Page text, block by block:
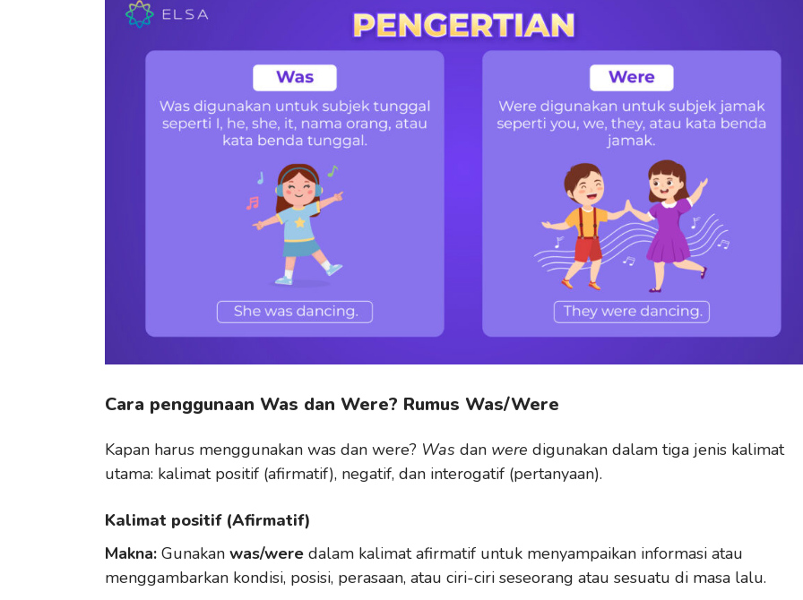
Cara penggunaan Was dan Were? Rumus Was/Were
Kapan harus menggunakan was dan were? Was dan were digunakan dalam tiga jenis kalimat
utama: kalimat positif (afirmatif), negatif, dan interogatif (pertanyaan).
Kalimat positif (Afirmatif)
Makna: Gunakan was/were dalam kalimat afirmatif untuk menyampaikan informasi atau
menggambarkan kondisi, posisi, perasaan, atau ciri-ciri seseorang atau sesuatu di masa lalu.